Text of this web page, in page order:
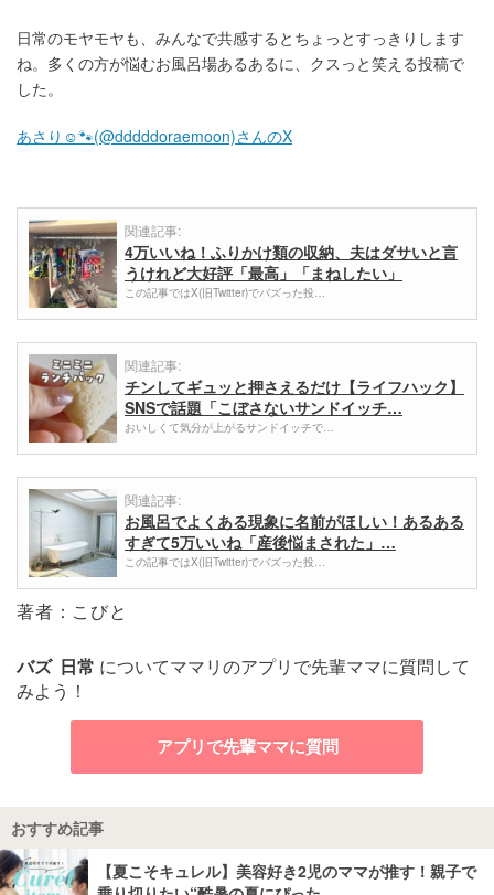
日常のモヤモヤも、みんなで共感するとちょっとすっきりします
ね。多くの方が悩むお風呂場あるあるに、クスっと笑える投稿で
した。
あさり☺︎🐾(@dddddoraemoon)さんのX
関連記事:
4万いいね！ふりかけ類の収納、夫はダサいと言
うけれど大好評「最高」「まねしたい」
この記事ではX(旧Twitter)でバズった投…
関連記事:
チンしてギュッと押さえるだけ【ライフハック】
SNSで話題「こぼさないサンドイッチ…
おいしくて気分が上がるサンドイッチで…
関連記事:
お風呂でよくある現象に名前がほしい！あるある
すぎて5万いいね「産後悩まされた」…
この記事ではX(旧Twitter)でバズった投…
著者：こびと
バズ 日常 についてママリのアプリで先輩ママに質問して
みよう！
アプリで先輩ママに質問
おすすめ記事
【夏こそキュレル】美容好き2児のママが推す！親子で